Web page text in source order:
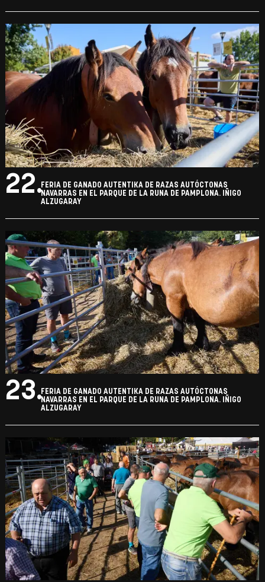
22.FERIA DE GANADO AUTENTIKA DE RAZAS AUTÓCTONAS
NAVARRAS EN EL PARQUE DE LA RUNA DE PAMPLONA. IÑIGO
ALZUGARAY
23.FERIA DE GANADO AUTENTIKA DE RAZAS AUTÓCTONAS
NAVARRAS EN EL PARQUE DE LA RUNA DE PAMPLONA. IÑIGO
ALZUGARAY